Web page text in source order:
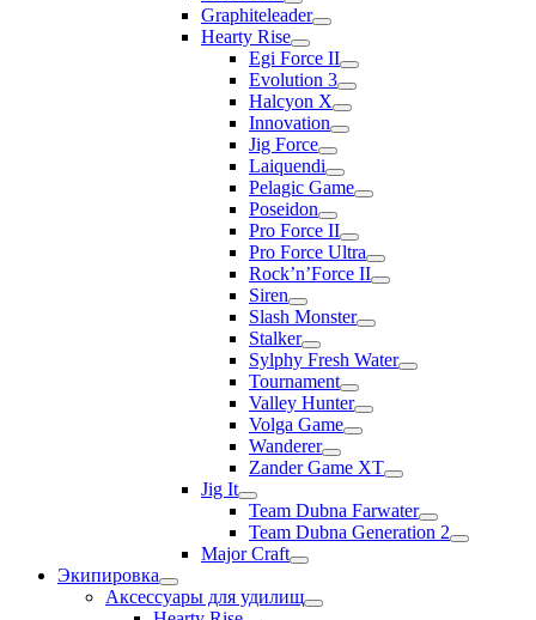
Graphiteleader
Hearty Rise
Egi Force II
Evolution 3
Halcyon X
Innovation
Jig Force
Laiquendi
Pelagic Game
Poseidon
Pro Force II
Pro Force Ultra
Rock’n’Force II
Siren
Slash Monster
Stalker
Sylphy Fresh Water
Tournament
Valley Hunter
Volga Game
Wanderer
Zander Game XT
Jig It
Team Dubna Farwater
Team Dubna Generation 2
Major Craft
Экипировка
Аксессуары для удилищ